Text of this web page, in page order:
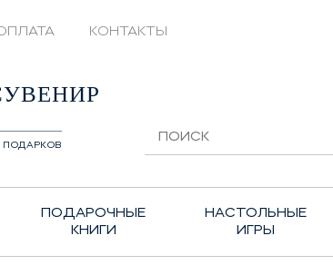
КОНТАКТЫ
ПОДАРКОВ
ПОДАРОЧНЫЕ
КНИГИ
НАСТОЛЬНЫЕ
ИГРЫ